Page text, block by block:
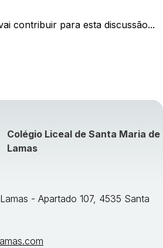
contribuir para esta discussão...
Colégio Liceal de Santa Maria de
Lamas
- Apartado 107, 4535 Santa